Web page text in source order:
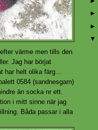
värme men tills den
Jag har börjat
har helt olika färg...
0584 (sandnesgarn)
än socka nr ett.
i mitt sinne när jag
Båda passar i alla
►
►
▼